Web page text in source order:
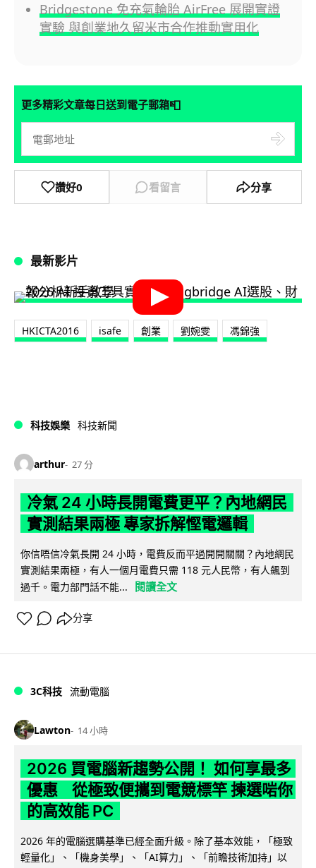
Bridgestone 免充氣輪胎 AirFree 展開實證
實驗 與創業地久留米市合作推動實用化
更多精彩文章每日送到電子郵箱📮
讚好0 看留言 分享
最新影片
HKICTA2016 isafe 創業 劉婉雯 馮錦強
科技娛樂 科技新聞
arthur 27 分
冷氣 24 小時長開電費更平？內地網民
實測結果兩極 專家拆解慳電邏輯
你信唔信冷氣長開 24 小時，電費反而平過開開關關？內地網民
實測結果兩極，有人一個月電費只需 118 元人民幣，有人飆到
過千。電力部門話不能...
閱讀全文
分享
3C科技 流動電腦
Lawton 14 小時
2026 買電腦新趨勢公開！ 如何享最多
優惠 從極致便攜到電競標竿 揀選啱你
的高效能 PC
2026 年的電腦選購基準已經全面升級。除了基本效能，「極致
輕量化」、「機身美學」、「AI算力」、「前瞻技術加持」以